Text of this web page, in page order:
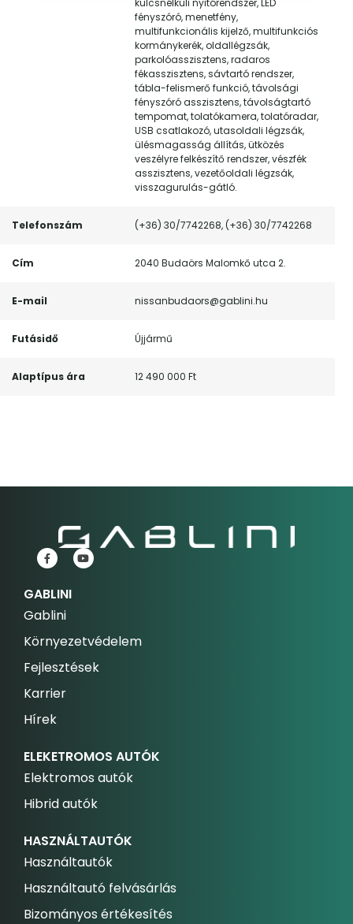
kulcsnélküli nyitórendszer, LED
fényszóró, menetfény,
multifunkcionális kijelző, multifunkciós
kormánykerék, oldallégzsák,
parkolóasszisztens, radaros
fékasszisztens, sávtartó rendszer,
tábla-felismerő funkció, távolsági
fényszóró asszisztens, távolságtartó
tempomat, tolatókamera, tolatóradar,
USB csatlakozó, utasoldali légzsák,
ülésmagasság állítás, ütközés
veszélyre felkészítő rendszer, vészfék
asszisztens, vezetőoldali légzsák,
visszagurulás-gátló.
Telefonszám (+36) 30/7742268, (+36) 30/7742268
Cím 2040 Budaörs Malomkő utca 2.
E-mail nissanbudaors@gablini.hu
Futásidő Újjármű
Alaptípus ára 12 490 000 Ft
GABLINI
Gablini
Környezetvédelem
Fejlesztések
Karrier
Hírek
ELEKETROMOS AUTÓK
Elektromos autók
Hibrid autók
HASZNÁLTAUTÓK
Használtautók
Használtautó felvásárlás
Bizományos értékesítés